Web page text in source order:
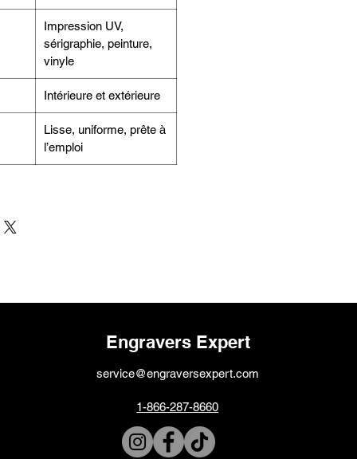
Impression UV,
sérigraphie, peinture,
vinyle
Intérieure et extérieure
Lisse, uniforme, prête à
l’emploi
Engravers Expert
service@engraversexpert.com
1-866-287-8660